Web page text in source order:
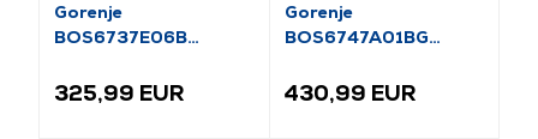
Gorenje
BOS6737E06B
325,99 EUR
Gorenje
BOS6747A01BG
430,99 EUR